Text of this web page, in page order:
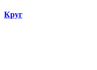
Круг